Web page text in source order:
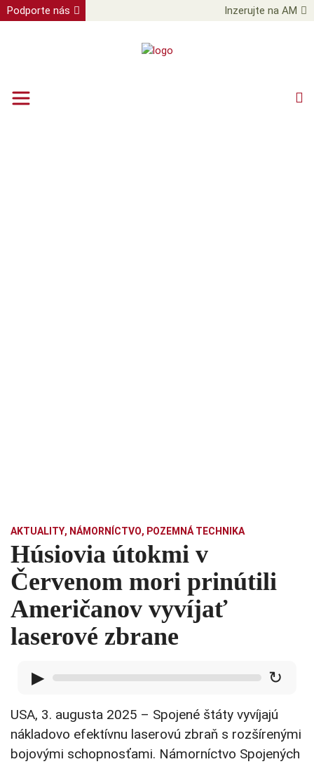
Podporte nás Inzerujte na AM
AKTUALITY, NÁMORNÍCTVO, POZEMNÁ TECHNIKA
Húsiovia útokmi v
Červenom mori prinútili
Američanov vyvíjať
laserové zbrane
▶ ↻
USA, 3. augusta 2025 – Spojené štáty vyvíjajú
nákladovo efektívnu laserovú zbraň s rozšírenými
bojovými schopnosťami. Námorníctvo Spojených